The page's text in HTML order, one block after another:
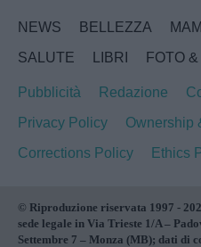
NEWS BELLEZZA
SALUTE
LIBRI FOTO
Pubblicità Redazione
Privacy Policy
Ownership
Corrections Policy
Ethics
© Riproduzione riservata 1997 -
sede legale in Via Trieste 1/A –
Settembre 7 – Monza (MB); dati di